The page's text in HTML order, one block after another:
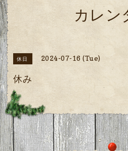
カレン
休日 2024-07-16 (Tue)
休み